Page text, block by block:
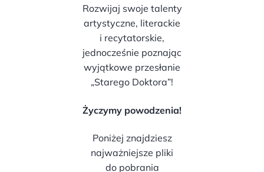
Rozwijaj swoje talenty
artystyczne, literackie
i recytatorskie,
jednocześnie poznając
wyjątkowe przesłanie
„Starego Doktora”!
Życzymy powodzenia!
Poniżej znajdziesz
najważniejsze pliki
do pobrania